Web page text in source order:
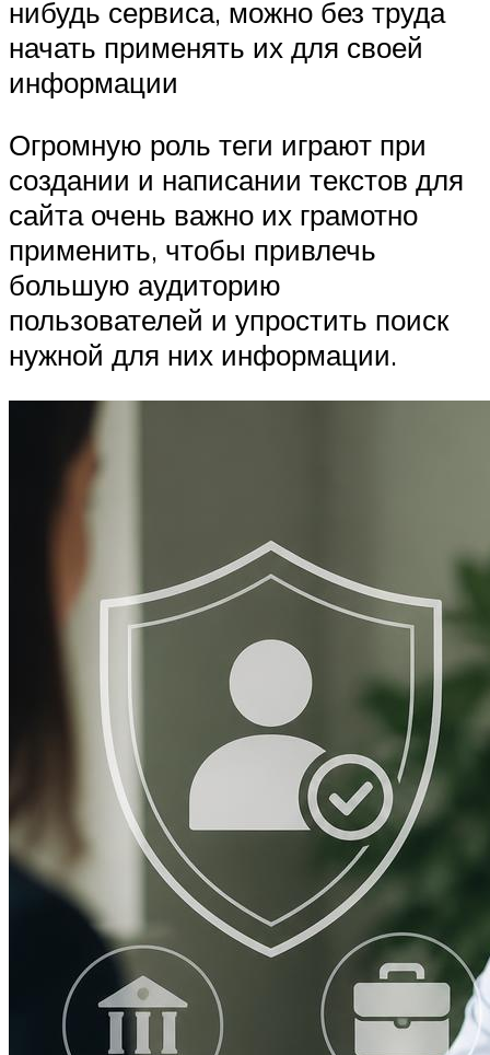
нибудь сервиса, можно без труда
начать применять их для своей
информации
Огромную роль теги играют при
создании и написании текстов для
сайта очень важно их грамотно
применить, чтобы привлечь
большую аудиторию
пользователей и упростить поиск
нужной для них информации.